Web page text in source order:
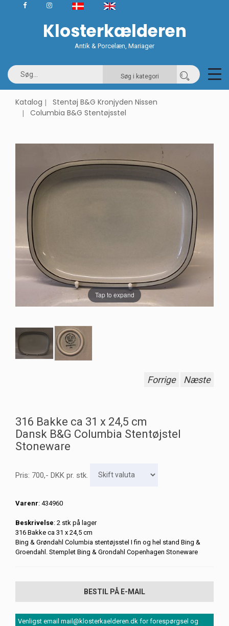
Klosterkælderen
Antik & Porcelæn, Mariager
Søg i kategori
Katalog
Stentøj B&G Kronjyden Nissen
Columbia B&G Stentøjsstel
Tap to expand
Forrige Næste
316 Bakke ca 31 x 24,5 cm
Dansk B&G Columbia Stentøjstel
Stoneware
Pris: 700,- DKK pr. stk.
Varenr: 434960
Beskrivelse: 2 stk på lager
316 Bakke ca 31 x 24,5 cm
Bing & Grøndahl Columbia stentøjsstel I fin og hel stand Bing &
Groendahl. Stemplet Bing & Grondahl Copenhagen Stoneware
BESTIL PÅ E-MAIL
Venligst email mail@klosterkaelderen.dk for forespørgsel og